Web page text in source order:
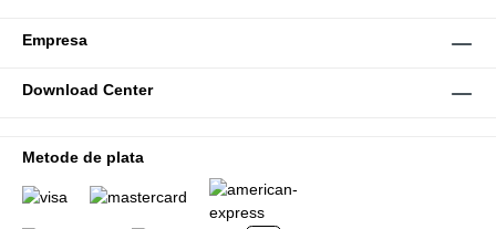
Empresa
Download Center
Metode de plata